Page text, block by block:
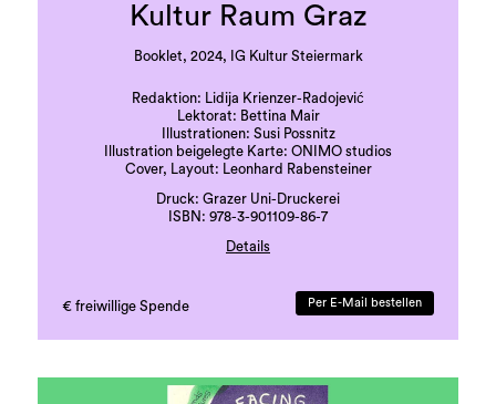
Kultur Raum Graz
Booklet, 2024, IG Kultur Steiermark
Redaktion: Lidija Krienzer-Radojević
Lektorat: Bettina Mair
Illustrationen: Susi Possnitz
Illustration beigelegte Karte: ONIMO studios
Cover, Layout: Leonhard Rabensteiner
Druck: Grazer Uni-Druckerei
ISBN: 978-3-901109-86-7
Details
18 Seiten, beigelegte Karte
erste Auflage, 500 Exemplare
€ freiwillige Spende Per E-Mail bestellen